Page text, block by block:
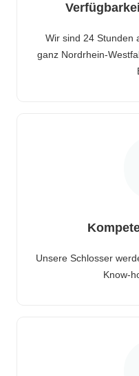
Wir sind 24 Stunden
ganz Nordrhein-
Unsere Schlosser
Know-